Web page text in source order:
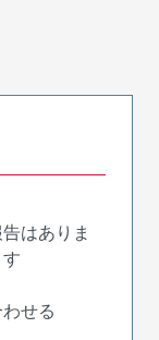
はありま
せる